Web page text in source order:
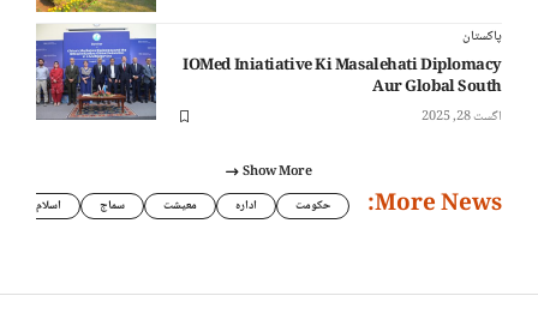
پاکستان
IOMed Iniatiative Ki Masalehati Diplomacy
Aur Global South
اگست 28, 2025
Show More
More News: حکومت ادارہ معیشت سماج اسلام